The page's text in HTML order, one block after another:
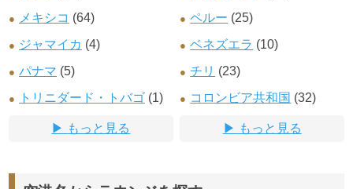
メキシコ (64)
ジャマイカ (4)
パナマ (5)
トリニダード・トバゴ (1)
もっと見る
ペルー (25)
ベネズエラ (10)
チリ (23)
コロンビア共和国 (32)
もっと見る